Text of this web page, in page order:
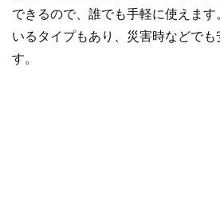
できるので、誰でも手軽に使えま
いるタイプもあり、災害時などでも
す。